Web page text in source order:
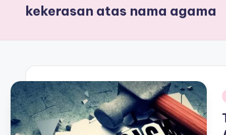
kekerasan atas nama agama